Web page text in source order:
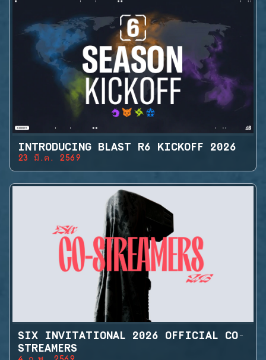
INTRODUCING BLAST R6 KICKOFF 2026
23 มี.ค. 2569
SIX INVITATIONAL 2026 OFFICIAL CO-
STREAMERS